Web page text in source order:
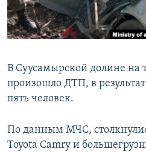
В Суусамырской долине
произошло ДТП, в
пять человек.
По данным МЧС,
Toyota Camry и